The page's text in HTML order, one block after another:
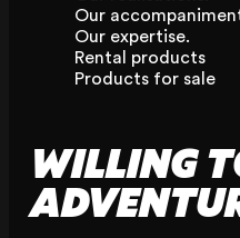
Our
Our expertise.
Rental products
Products for sale
WILLING